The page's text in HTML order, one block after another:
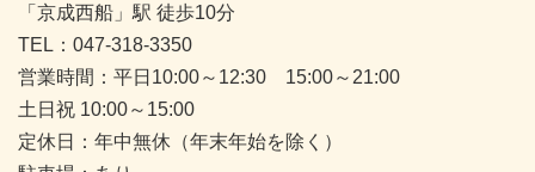
「京成西船」駅 徒歩10分
TEL：047-318-3350
営業時間：平日10:00～12:30 15:00～21:00
土日祝 10:00～15:00
定休日：年中無休（年末年始を除く）